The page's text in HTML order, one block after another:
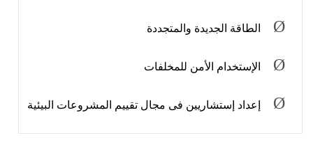
Ø الطاقة الجديدة والمتجددة
Ø الإستخدام الأمن للمخلفات
Ø إعداد إستشاريين فى مجال تقييم المشروعات البيئية